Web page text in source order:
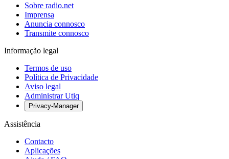
Sobre radio.net
Imprensa
Anuncia connosco
Transmite connosco
Informação legal
Termos de uso
Política de Privacidade
Aviso legal
Administrar Utiq
Privacy-Manager
Assistência
Contacto
Aplicações